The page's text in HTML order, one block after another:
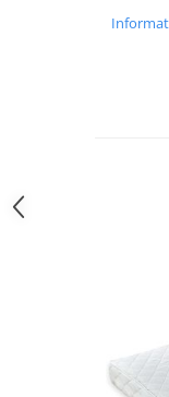
Sac de dormit 110
Biciclete,Triciclete,
Biciclete copii cu roti
Biciclete copii cu roti